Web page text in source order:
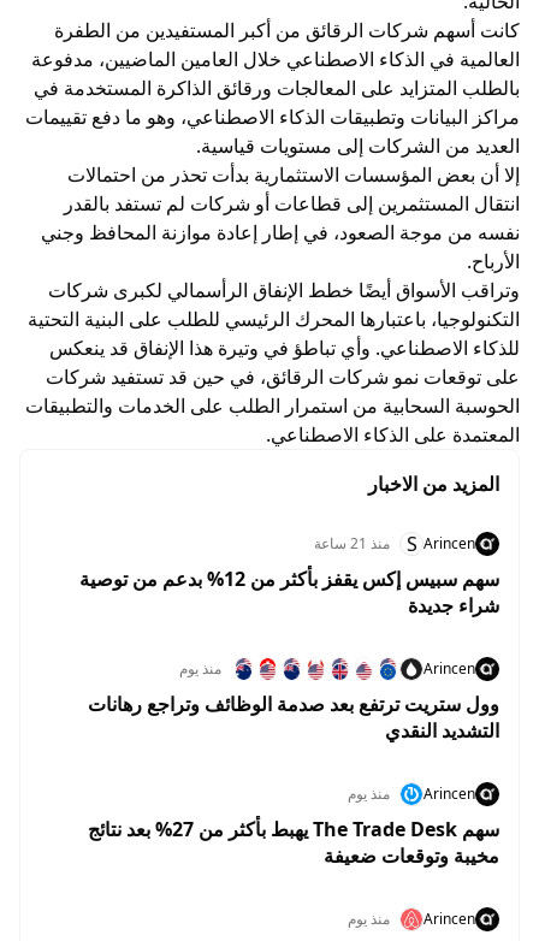
كانت أسهم شركات الرقائق من أكبر المستفيدين من الطفرة
العالمية في الذكاء الاصطناعي خلال العامين الماضيين، مدفوعة
بالطلب المتزايد على المعالجات ورقائق الذاكرة المستخدمة في
مراكز البيانات وتطبيقات الذكاء الاصطناعي، وهو ما دفع تقييمات
العديد من الشركات إلى مستويات قياسية.
إلا أن بعض المؤسسات الاستثمارية بدأت تحذر من احتمالات
انتقال المستثمرين إلى قطاعات أو شركات لم تستفد بالقدر
نفسه من موجة الصعود، في إطار إعادة موازنة المحافظ وجني
الأرباح.
وتراقب الأسواق أيضًا خطط الإنفاق الرأسمالي لكبرى شركات
التكنولوجيا، باعتبارها المحرك الرئيسي للطلب على البنية التحتية
للذكاء الاصطناعي. وأي تباطؤ في وتيرة هذا الإنفاق قد ينعكس
على توقعات نمو شركات الرقائق، في حين قد تستفيد شركات
الحوسبة السحابية من استمرار الطلب على الخدمات والتطبيقات
المعتمدة على الذكاء الاصطناعي.
المزيد من الاخبار
Arincen
S منذ 21 ساعة
سهم سبيس إكس يقفز بأكثر من 12% بدعم من توصية
شراء جديدة
Arincen منذ يوم
وول ستريت ترتفع بعد صدمة الوظائف وتراجع رهانات
التشديد النقدي
Arincen منذ يوم
سهم The Trade Desk يهبط بأكثر من 27% بعد نتائج
مخيبة وتوقعات ضعيفة
Arincen منذ يوم